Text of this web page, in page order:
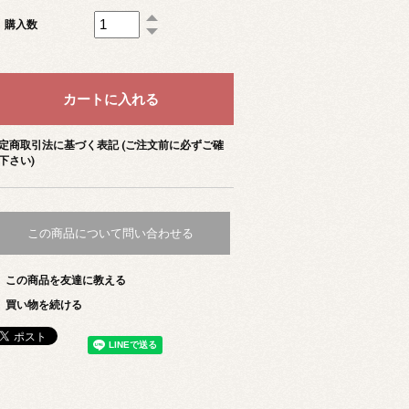
購入数
商取引法に基づく表記 (ご注文前に必ずご確
さい)
この商品について問い合わせる
この商品を友達に教える
買い物を続ける